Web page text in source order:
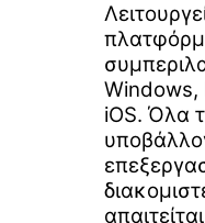
Windows,
iOS. Όλα